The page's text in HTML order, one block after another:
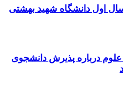
اول دانشگاه شهید بهشتی
درباره پذیرش دانشجوی